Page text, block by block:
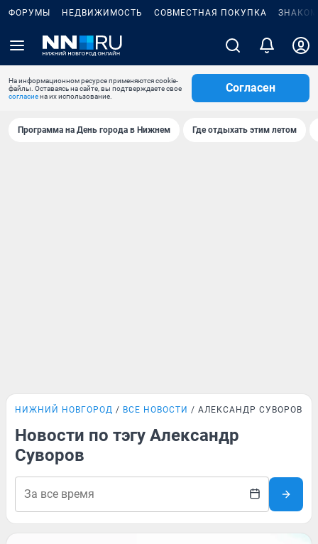
ФОРУМЫ НЕДВИЖИМОСТЬ СОВМЕСТНАЯ ПОКУПКА
На информационном ресурсе применяются cookie-
файлы. Оставаясь на сайте, вы подтверждаете свое
согласиена их использование.
Согласен
Программа на День города в Нижнем Где отдыхать этим летом
НИЖНИЙ НОВГОРОД ВСЕ НОВОСТИ АЛЕКСАНДР СУВОРОВ
Новости по тэгу Александр
Суворов